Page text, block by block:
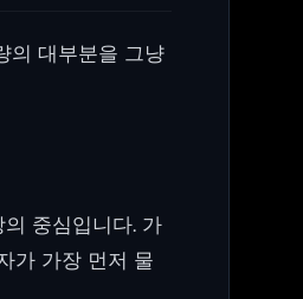
의 대부분을 그냥
중심입니다. 가
가 가장 먼저 물